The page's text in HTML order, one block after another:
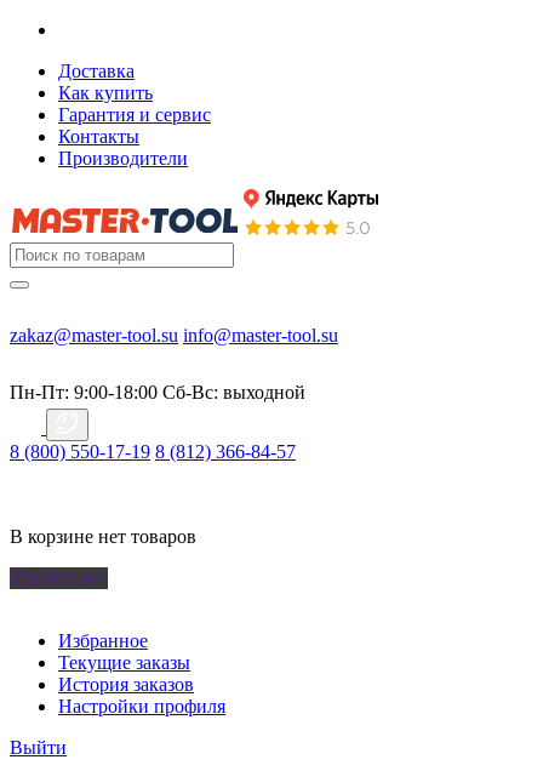
Доставка
Как купить
Гарантия и сервис
Контакты
Производители
zakaz@master-tool.su info@master-tool.su
Пн-Пт: 9:00-18:00 Cб-Вс: выходной
8 (800) 550-17-19 8 (812) 366-84-57
В корзине нет товаров
Удалить все
Избранное
Текущие заказы
История заказов
Настройки профиля
Выйти